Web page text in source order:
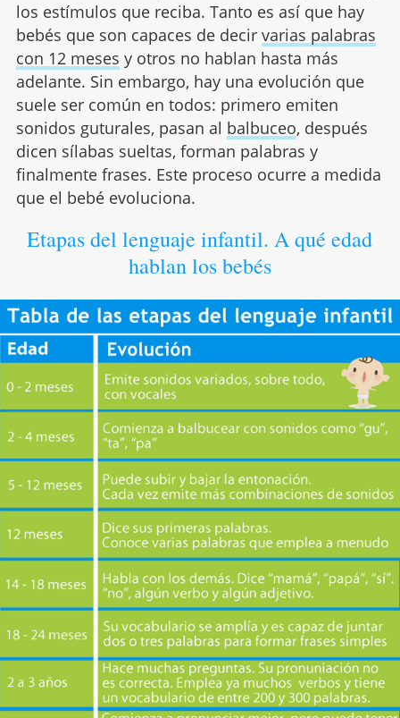
los estímulos que reciba. Tanto es así que hay
bebés que son capaces de decir varias palabras
con 12 meses y otros no hablan hasta más
adelante. Sin embargo, hay una evolución que
suele ser común en todos: primero emiten
sonidos guturales, pasan al balbuceo, después
dicen sílabas sueltas, forman palabras y
finalmente frases. Este proceso ocurre a medida
que el bebé evoluciona.
Etapas del lenguaje infantil. A qué edad
hablan los bebés